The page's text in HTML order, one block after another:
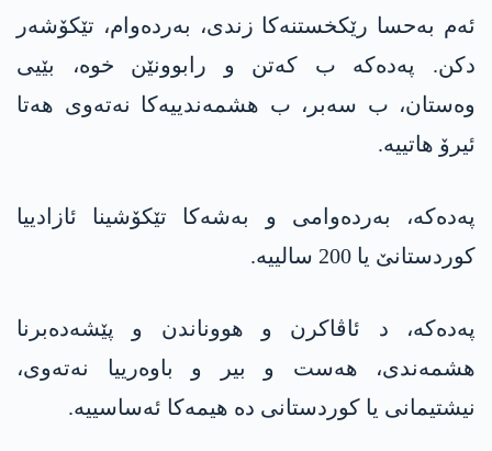
ئەم بەحسا رێکخستنەکا زندی، بەردەوام، تێکۆشەر
دکن. پەدەکە ب کەتن و رابوونێن خوە، بێیی
وەستان، ب سەبر، ب ھشمەندییەکا نەتەوی ھەتا
ئیرۆ ھاتییە.
پەدەکە، بەردەوامی و بەشەکا تێکۆشینا ئازادییا
کوردستانێ یا 200 سالییە.
پەدەکە، د ئاڤاکرن و ھووناندن و پێشەدەبرنا
ھشمەندی، ھەست و بیر و باوەرییا نەتەوی،
نیشتیمانی یا کوردستانی دە ھیمەکا ئەساسییە.